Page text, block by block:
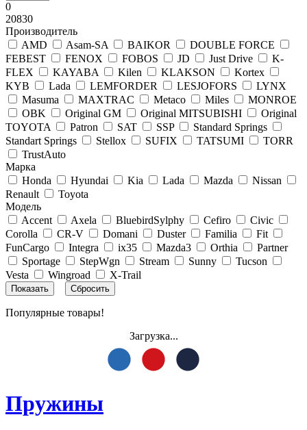
0
20830
Производитель
AMD
Asam-SA BAIKOR
DOUBLE FORCE
FEBEST
FENOX FOBOS JD Just Drive
K-
FLEX
KAYABA Kilen KLAKSON
Kortex
KYB
Lada LEMFORDER LESJOFORS
LYNX
Masuma
MAXTRAC Metaco Miles
MONROE
OBK
Original GM Original MITSUBISHI
Original
TOYOTA
Patron SAT SSP
Standard Springs
Standart Springs
Stellox SUFIX TATSUMI
TORR
TrustAuto
Марка
Honda
Hyundai Kia Lada Mazda
Nissan
Renault
Toyota
Модель
Accent
Axela BluebirdSylphy Cefiro
Civic
Corolla
CR-V Domani Duster Familia
Fit
FunCargo
Integra ix35 Mazda3 Orthia
Partner
Sportage
StepWgn Stream Sunny
Tucson
Vesta
Wingroad X-Trail
Популярные товары!
Загрузка...
Пружины